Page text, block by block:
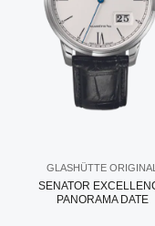
GLASHÜTTE ORIGINAL
SENATOR
PANORAMA DATE